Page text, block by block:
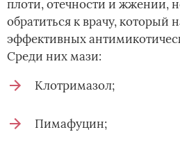
плоти, отечности и жжении,
обратиться к врачу, который
эффективных
Среди них мази:
Клотримазол;
Пимафуцин;